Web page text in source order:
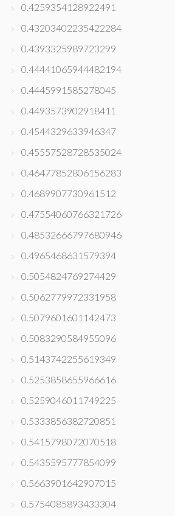
0.4259354128922491
0.43203402235422284
0.4393325989723299
0.44441065944482194
0.4445991585278045
0.4493573902918411
0.4544329633946347
0.45557528728535024
0.46477852806156283
0.4689907730961512
0.47554060766321726
0.48532666797680946
0.4965468631579394
0.5054824769274429
0.5062779972331958
0.5079601601142473
0.5083290584955096
0.5143742255619349
0.5253858655966616
0.5259046011749225
0.5333856382720851
0.5415798072070518
0.5435595777854099
0.5663901642907015
0.5754085893433304